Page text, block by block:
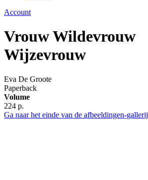
Account
Vrouw Wildevrouw
Wijzevrouw
Eva De Groote
Paperback
Volume
224 p.
Ga naar het einde van de afbeeldingen-gallerij